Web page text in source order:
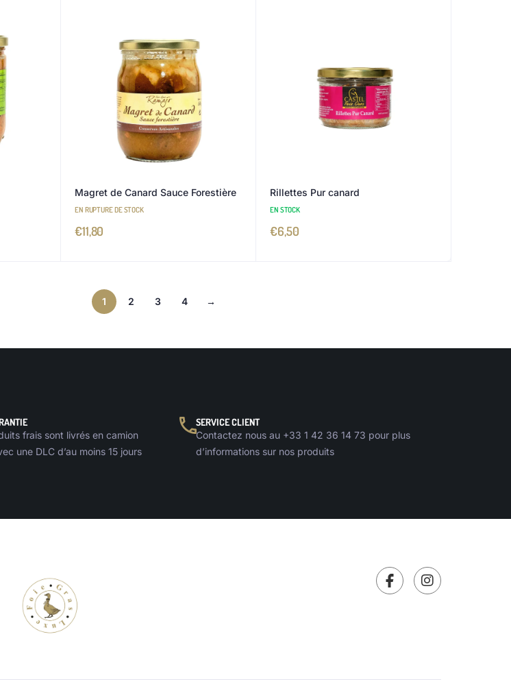
Magret de Canard Sauce Forestière
EN RUPTURE DE STOCK
€11,80
Rillettes Pur canard
EN STOCK
€6,50
1 2 3 4 →
frais sont livrés en camion
une DLC d’au moins 15 jours
SERVICE CLIENT
Contactez nous au +33 1 42 36 14 73 pour plus
d’informations sur nos produits